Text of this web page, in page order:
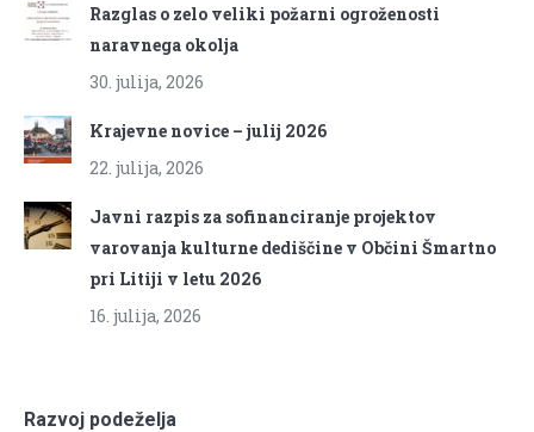
Razglas o zelo veliki požarni ogroženosti
naravnega okolja
30. julija, 2026
Krajevne novice – julij 2026
22. julija, 2026
Javni razpis za sofinanciranje projektov
varovanja kulturne dediščine v Občini Šmartno
pri Litiji v letu 2026
16. julija, 2026
Razvoj podeželja